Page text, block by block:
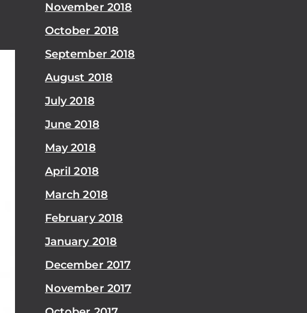
November 2018
October 2018
September 2018
August 2018
July 2018
June 2018
May 2018
April 2018
March 2018
February 2018
January 2018
December 2017
November 2017